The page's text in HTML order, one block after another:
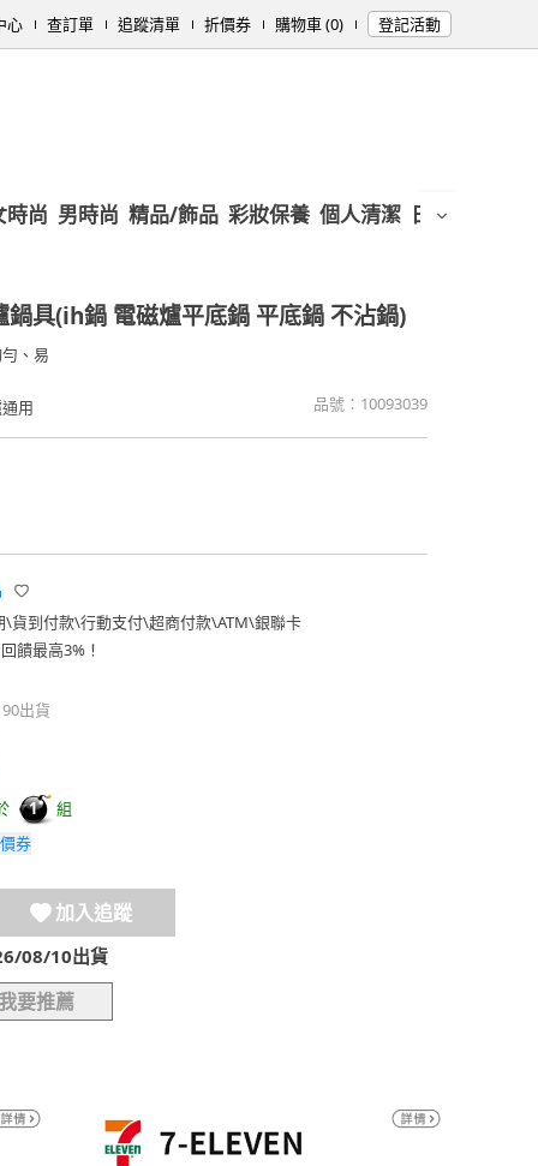
心 查訂單 追蹤清單 折價券 購物車 (0) 登記活動
時尚 男時尚 精品/飾品 彩妝保養 個人清潔 日用/紙品
鍋具(ih鍋 電磁爐平底鍋 平底鍋 不沾鍋)
、易
用
品號： 10093039
\貨到付款\行動支付\超商付款\ATM\銀聯卡
饋最高3%！
出貨
1
組
券
加入追蹤
08/10出貨
我要推薦